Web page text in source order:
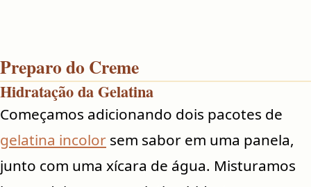
Preparo do Creme
Hidratação da Gelatina
Começamos adicionando dois pacotes de
gelatina incolor sem sabor em uma panela,
junto com uma xícara de água. Misturamos